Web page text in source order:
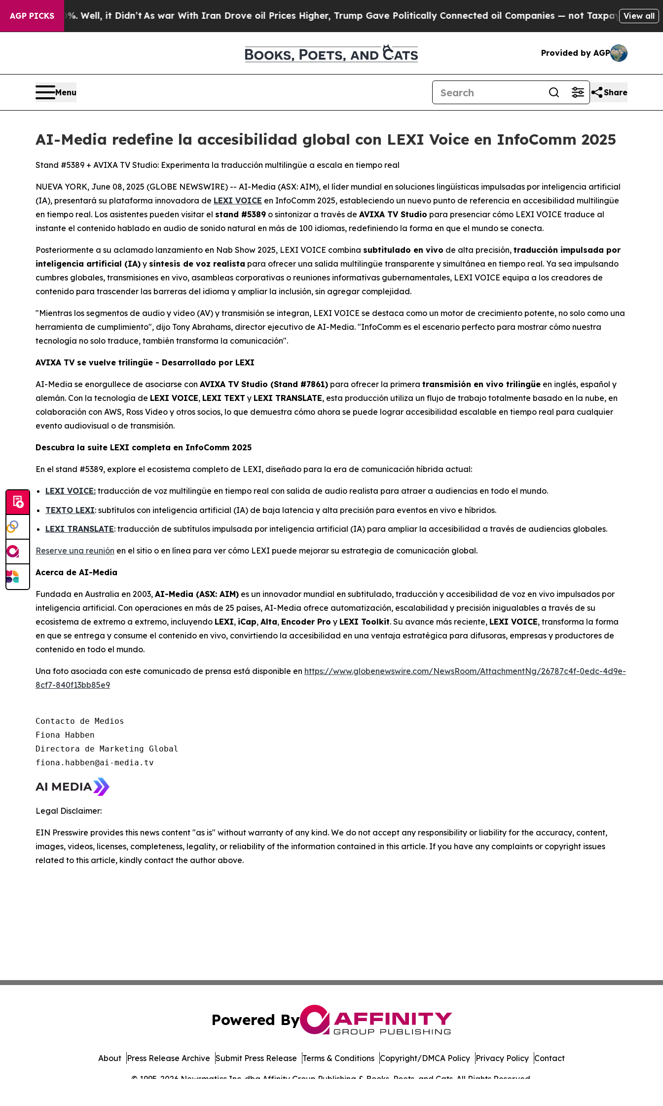
AGP PICKS
40%. Well, it Didn’tAs war With Iran Drove oil Prices Higher, Trump Gave Politically Connected oil Companies — not Taxpayers — theView all
Provided by AGP
Menu Share
AI-Media redefine la accesibilidad global con LEXI Voice en InfoComm 2025
Stand #5389 + AVIXA TV Studio: Experimenta la traducción multilingüe a escala en tiempo real
NUEVA YORK, June 08, 2025 (GLOBE NEWSWIRE) -- AI-Media (ASX: AIM), el líder mundial en soluciones lingüísticas impulsadas por inteligencia artificial
(IA), presentará su plataforma innovadora de LEXI VOICE en InfoComm 2025, estableciendo un nuevo punto de referencia en accesibilidad multilingüe
en tiempo real. Los asistentes pueden visitar el stand #5389 o sintonizar a través de AVIXA TV Studio para presenciar cómo LEXI VOICE traduce al
instante el contenido hablado en audio de sonido natural en más de 100 idiomas, redefiniendo la forma en que el mundo se conecta.
Posteriormente a su aclamado lanzamiento en Nab Show 2025, LEXI VOICE combina subtitulado en vivo de alta precisión, traducción impulsada por
inteligencia artificial (IA) y síntesis de voz realista para ofrecer una salida multilingüe transparente y simultánea en tiempo real. Ya sea impulsando
cumbres globales, transmisiones en vivo, asambleas corporativas o reuniones informativas gubernamentales, LEXI VOICE equipa a los creadores de
contenido para trascender las barreras del idioma y ampliar la inclusión, sin agregar complejidad.
"Mientras los segmentos de audio y video (AV) y transmisión se integran, LEXI VOICE se destaca como un motor de crecimiento potente, no solo como una
herramienta de cumplimiento", dijo Tony Abrahams, director ejecutivo de AI-Media. "InfoComm es el escenario perfecto para mostrar cómo nuestra
tecnología no solo traduce, también transforma la comunicación".
AVIXA TV se vuelve trilingüe - Desarrollado por LEXI
AI-Media se enorgullece de asociarse con AVIXA TV Studio (Stand #7861) para ofrecer la primera transmisión en vivo trilingüe en inglés, español y
alemán. Con la tecnología de LEXI VOICE, LEXI TEXT y LEXI TRANSLATE, esta producción utiliza un flujo de trabajo totalmente basado en la nube, en
colaboración con AWS, Ross Video y otros socios, lo que demuestra cómo ahora se puede lograr accesibilidad escalable en tiempo real para cualquier
evento audiovisual o de transmisión.
Descubra la suite LEXI completa en InfoComm 2025
En el stand #5389, explore el ecosistema completo de LEXI, diseñado para la era de comunicación híbrida actual:
LEXI VOICE: traducción de voz multilingüe en tiempo real con salida de audio realista para atraer a audiencias en todo el mundo.
TEXTO LEXI: subtítulos con inteligencia artificial (IA) de baja latencia y alta precisión para eventos en vivo e híbridos.
LEXI TRANSLATE: traducción de subtítulos impulsada por inteligencia artificial (IA) para ampliar la accesibilidad a través de audiencias globales.
Reserve una reunión en el sitio o en línea para ver cómo LEXI puede mejorar su estrategia de comunicación global.
Acerca de AI-Media
Fundada en Australia en 2003, AI-Media (ASX: AIM) es un innovador mundial en subtitulado, traducción y accesibilidad de voz en vivo impulsados por
inteligencia artificial. Con operaciones en más de 25 países, AI-Media ofrece automatización, escalabilidad y precisión inigualables a través de su
ecosistema de extremo a extremo, incluyendo LEXI, iCap, Alta, Encoder Pro y LEXI Toolkit. Su avance más reciente, LEXI VOICE, transforma la forma
en que se entrega y consume el contenido en vivo, convirtiendo la accesibilidad en una ventaja estratégica para difusoras, empresas y productores de
contenido en todo el mundo.
Una foto asociada con este comunicado de prensa está disponible en https://www.globenewswire.com/NewsRoom/AttachmentNg/26787c4f-0edc-4d9e-
8cf7-840f13bb85e9
Contacto de Medios
Fiona Habben
Directora de Marketing Global
fiona.habben@ai-media.tv
Legal Disclaimer:
EIN Presswire provides this news content "as is" without warranty of any kind. We do not accept any responsibility or liability for the accuracy, content,
images, videos, licenses, completeness, legality, or reliability of the information contained in this article. If you have any complaints or copyright issues
related to this article, kindly contact the author above.
Powered By
© 1995-2026 Newsmatics Inc. dba Affinity Group Publishing & Books, Poets, and Cats. All Rights Reserved.
About Press Release Archive Submit Press Release Terms & Conditions Copyright/DMCA Policy Privacy Policy Contact